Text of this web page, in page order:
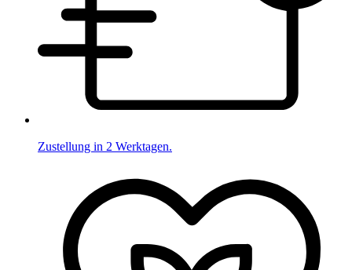
Zustellung in 2 Werktagen.